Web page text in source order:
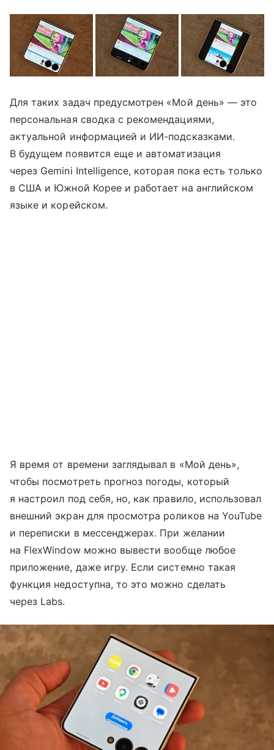
Для таких задач предусмотрен «Мой день» — это
персональная сводка с рекомендациями,
актуальной информацией и ИИ-подсказками.
В будущем появится еще и автоматизация
через Gemini Intelligence, которая пока есть только
в США и Южной Корее и работает на английском
языке и корейском.
Я время от времени заглядывал в «Мой день»,
чтобы посмотреть прогноз погоды, который
я настроил под себя, но, как правило, использовал
внешний экран для просмотра роликов на YouTube
и переписки в мессенджерах. При желании
на FlexWindow можно вывести вообще любое
приложение, даже игру. Если системно такая
функция недоступна, то это можно сделать
через Labs.